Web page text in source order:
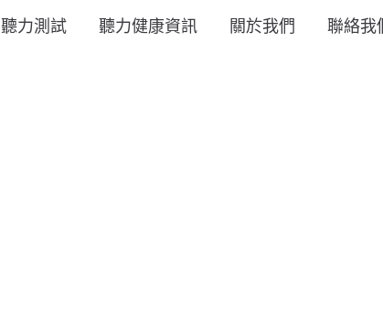
聽力測試 聽力健康資訊 關於我們 聯絡我